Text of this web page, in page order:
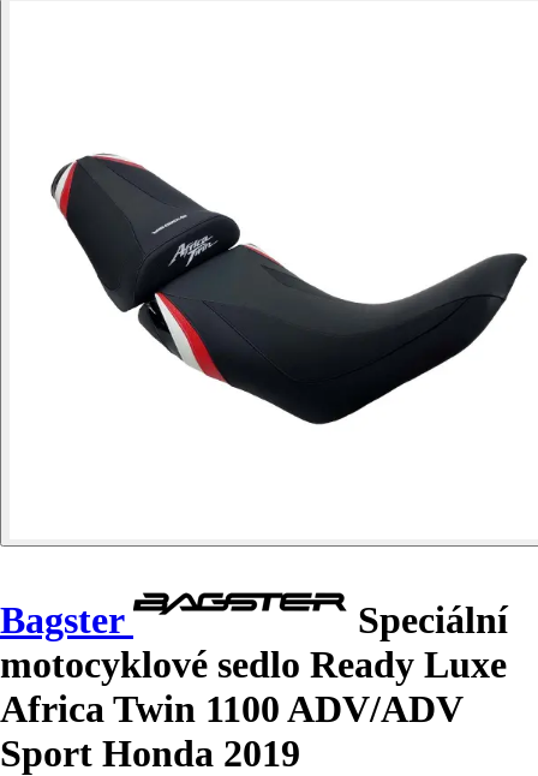
Bagster
Speciální
motocyklové sedlo Ready Luxe
Africa Twin 1100 ADV/ADV
Sport Honda 2019